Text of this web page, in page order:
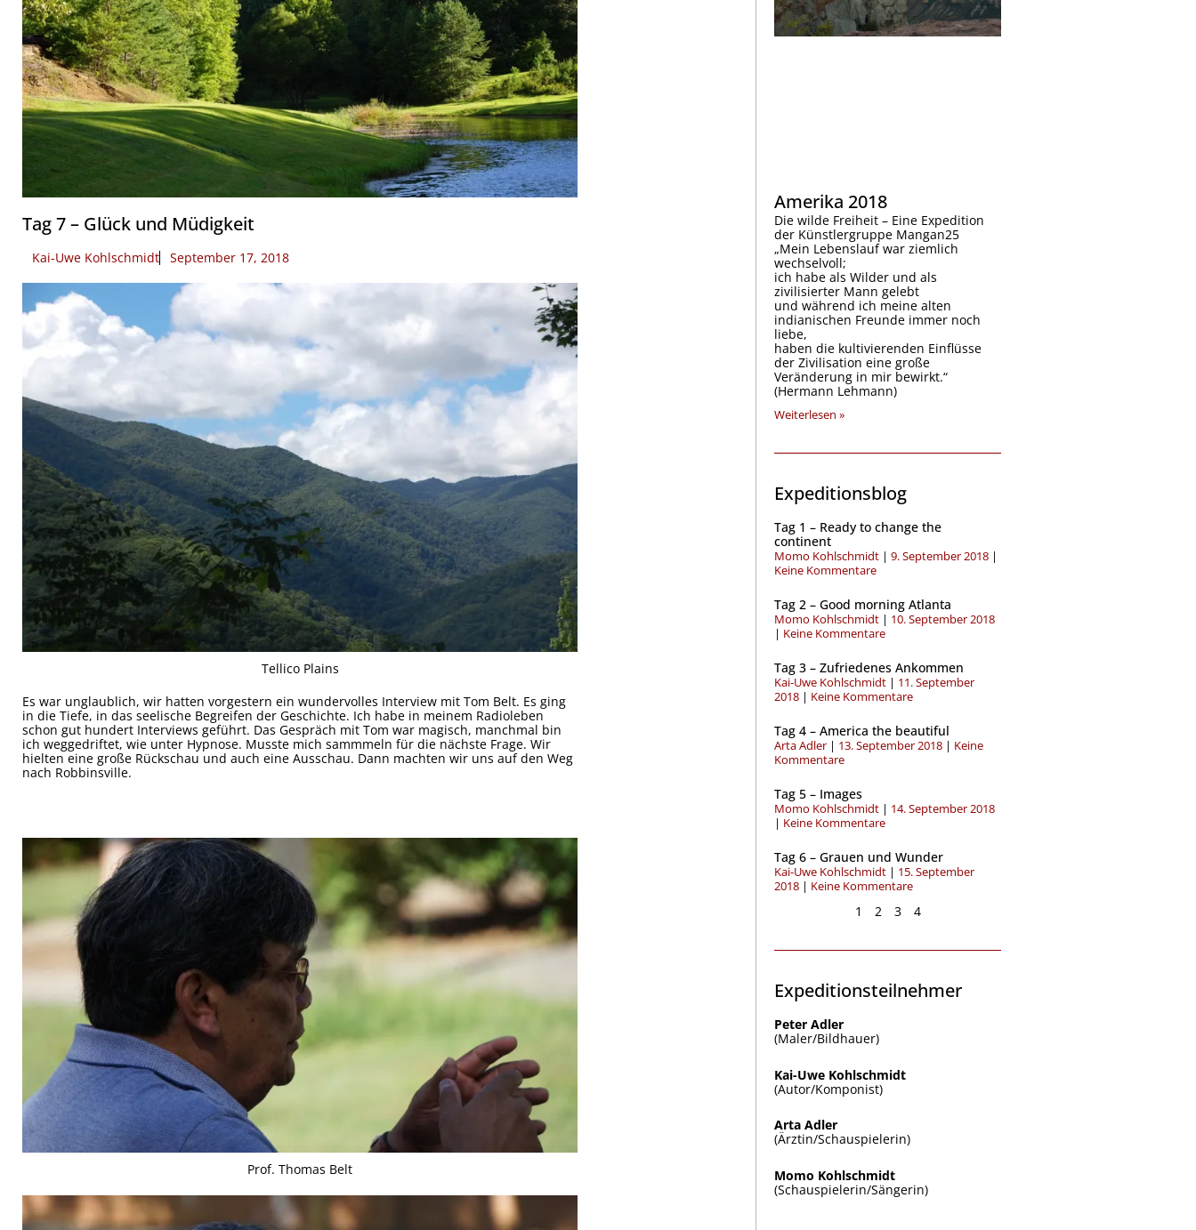
Tag 7 – Glück und Müdigkeit
Kai-Uwe Kohlschmidt September 17, 2018
Tellico Plains
Es war unglaublich, wir hatten vorgestern ein wundervolles Interview mit Tom Belt. Es ging
in die Tiefe, in das seelische Begreifen der Geschichte. Ich habe in meinem Radioleben
schon gut hundert Interviews geführt. Das Gespräch mit Tom war magisch, manchmal bin
ich weggedriftet, wie unter Hypnose. Musste mich sammmeln für die nächste Frage. Wir
hielten eine große Rückschau und auch eine Ausschau. Dann machten wir uns auf den Weg
nach Robbinsville.
Prof. Thomas Belt
Amerika 2018
Die wilde Freiheit – Eine Expedition
der Künstlergruppe Mangan25
„Mein Lebenslauf war ziemlich
wechselvoll;
ich habe als Wilder und als
zivilisierter Mann gelebt
und während ich meine alten
indianischen Freunde immer noch
liebe,
haben die kultivierenden Einflüsse
der Zivilisation eine große
Veränderung in mir bewirkt.“
(Hermann Lehmann)
Weiterlesen »
Expeditionsblog
Tag 1 – Ready to change the
continent
Momo Kohlschmidt
9. September 2018
Keine Kommentare
Tag 2 – Good morning Atlanta
Momo Kohlschmidt
10. September 2018
Keine Kommentare
Tag 3 – Zufriedenes Ankommen
Kai-Uwe Kohlschmidt
11. September
2018
Keine Kommentare
Tag 4 – America the beautiful
Arta Adler 13. September 2018
Keine
Kommentare
Tag 5 – Images
Momo Kohlschmidt
14. September 2018
Keine Kommentare
Tag 6 – Grauen und Wunder
Kai-Uwe Kohlschmidt
15. September
2018
Keine Kommentare
Seite
1
Seite
2
Seite
3
Seite
4
Expeditionsteilnehmer
Peter Adler
(Maler/Bildhauer)
Kai-Uwe Kohlschmidt
(Autor/Komponist)
Arta Adler
(Ärztin/Schauspielerin)
Momo Kohlschmidt
(Schauspielerin/Sängerin)